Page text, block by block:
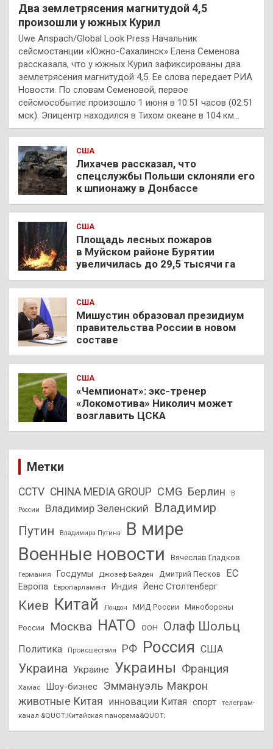
Два землетрясения магнитудой 4,5
произошли у южных Курил
Uwe Anspach/Global Look Press Начальник
сейсмостанции «Южно-Сахалинск» Елена Семенова
рассказала, что у южных Курил зафиксированы два
землетрясения магнитудой 4,5. Ее слова передает РИА
Новости. По словам Семеновой, первое
сейсмособытие произошло 1 июня в 10:51 часов (02:51
мск). Эпицентр находился в Тихом океане в 104 км…
США
Лихачев рассказал, что
спецслужбы Польши склоняли его
к шпионажу в Донбассе
США
Площадь лесных пожаров
в Муйском районе Бурятии
увеличилась до 29,5 тысячи га
США
Мишустин образовал президиум
правительства России в новом
составе
США
«Чемпионат»: экс-тренер
«Локомотива» Николич может
возглавить ЦСКА
Метки
CCTV CHINA MEDIA GROUP CMG Берлин В
России Владимир Зеленский Владимир
Путин
Владимира Путина
В мире
Военные новости
Вячеслав Гладков
Германия Госдумы Джозеф Байден Дмитрий Песков ЕС
Европа Европарламент Индия Йенс Столтенберг
Киев Китай Лондон МИД России Минобороны
России Москва НАТО ООН Олаф Шольц
Политика Происшествия РФ Россия США
Украина Украине Украины Франция
Хамас Шоу-бизнес Эммануэль Макрон
животные Китая инновации Китая спорт
телеграм-
канал &QUOT;Китайская панорама&QUOT;